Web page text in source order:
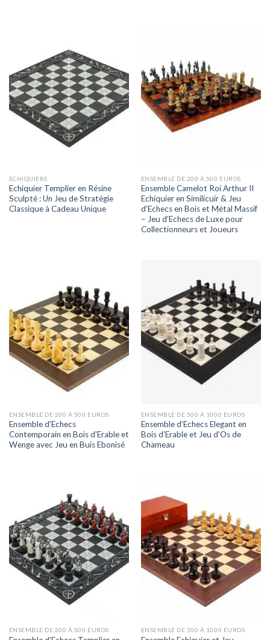
ECHIQUIERS
Echiquier Templier en Résine
Sculpté : Un Jeu de Stratégie
Classique à Cadeau Unique
ENSEMBLE DE 200 À 500 EUROS
Ensemble Camelot Roi Arthur II
Echiquier en Similicuir & Jeu
d’Echecs en Bois et Métal Massif
– Jeu d’Echecs de Luxe pour
Collectionneurs et Joueurs
ENSEMBLE DE 200 À 500 EUROS
Ensemble d’Echecs
Contemporain en Bois d’Erable et
Wenge avec Jeu en Buis Ebonisé
ENSEMBLE DE 500 À 1000 EUROS
Ensemble d’Echecs Elegant en
Bois d’Erable et Jeu d’Os de
Chameau
ENSEMBLE DE 200 À 500 EUROS ENSEMBLE DE 500 À 1000 EUROS